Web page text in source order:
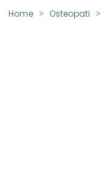
Home Osteopati